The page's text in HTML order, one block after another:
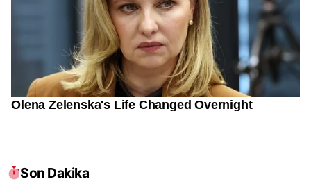
Son Dakika